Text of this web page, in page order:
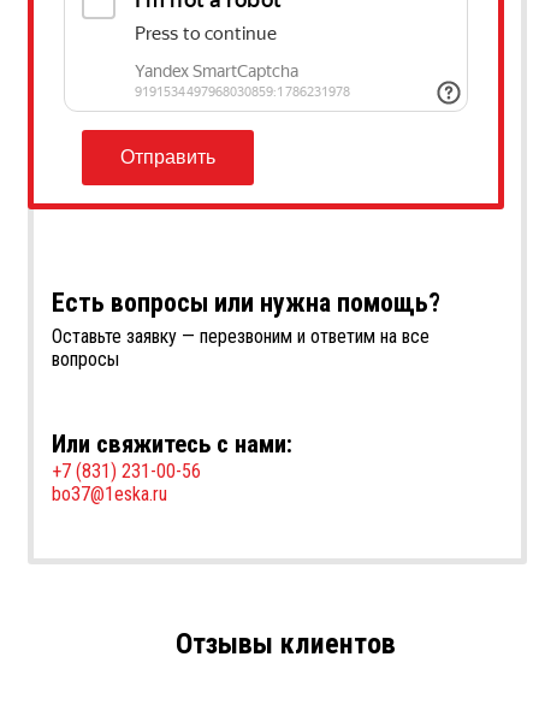
Есть вопросы или нужна помощь?
Оставьте заявку — перезвоним и ответим на все
вопросы
Или свяжитесь с нами:
+7 (831) 231-00-56
bo37@1eska.ru
Отзывы клиентов